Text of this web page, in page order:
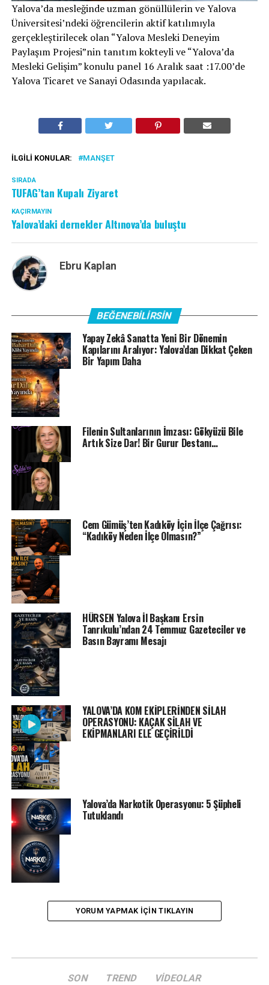
Yalova’da mesleğinde uzman gönüllülerin ve Yalova
Üniversitesi’ndeki öğrencilerin aktif katılımıyla
gerçekleştirilecek olan “Yalova Mesleki Deneyim
Paylaşım Projesi”nin tanıtım kokteyli ve “Yalova’da
Mesleki Gelişim” konulu panel 16 Aralık saat :17.00’de
Yalova Ticaret ve Sanayi Odasında yapılacak.
İLGILI KONULAR: MANŞET
SIRADA
TUFAG’tan Kupalı Ziyaret
KAÇIRMAYIN
Yalova’daki dernekler Altınova’da buluştu
Ebru Kaplan
BEĞENEBILIRSIN
Yapay Zekâ Sanatta Yeni Bir Dönemin
Kapılarını Aralıyor: Yalova’dan Dikkat Çeken
Bir Yapım Daha
Filenin Sultanlarının İmzası: Gökyüzü Bile
Artık Size Dar! Bir Gurur Destanı…
Cem Gümüş’ten Kadıköy İçin İlçe Çağrısı:
“Kadıköy Neden İlçe Olmasın?”
HÜRSEN Yalova İl Başkanı Ersin
Tanrıkulu’ndan 24 Temmuz Gazeteciler ve
Basın Bayramı Mesajı
YALOVA’DA KOM EKİPLERİNDEN SİLAH
OPERASYONU: KAÇAK SİLAH VE
EKİPMANLARI ELE GEÇİRİLDİ
Yalova’da Narkotik Operasyonu: 5 Şüpheli
Tutuklandı
YORUM YAPMAK IÇIN TIKLAYIN
SON TREND VIDEOLAR